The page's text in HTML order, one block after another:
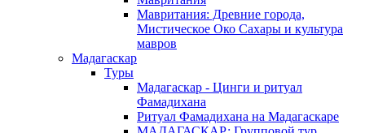
Мавритания: Древние города,
Мистическое Око Сахары и культура
мавров
Мадагаскар
Туры
Мадагаскар - Цинги и ритуал
Фамадихана
Ритуал Фамадихана на Мадагаскаре